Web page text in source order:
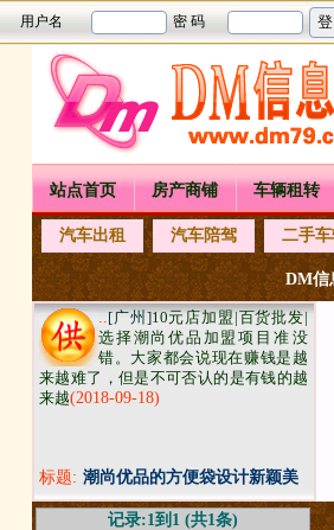
站点首页 房产商铺 车辆租转
汽车出租 汽车陪驾 二手
DM信
..[广州]10元店加盟|百货批发|
选择潮尚优品加盟项目准​‌‌没
错。大家都会说现在赚钱是越
来越难了，但是不可否认的是有钱的越
来越(2018-09-18)
标题: 潮尚优品的方便袋设计新颖美
观时尚
记录:1到1 (共1条)